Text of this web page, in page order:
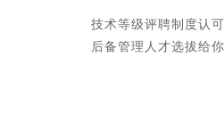
技术等级评聘制度认
后备管理人才选拔给